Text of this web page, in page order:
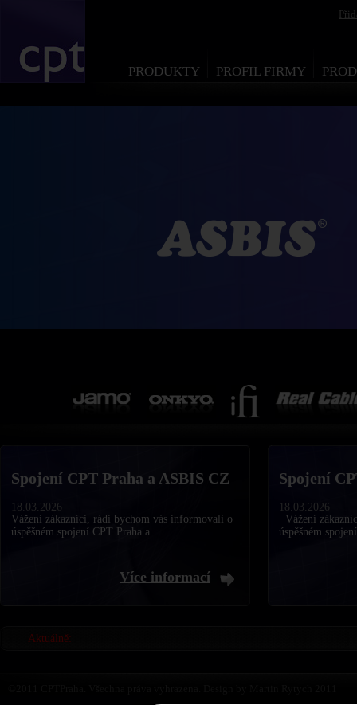
PRODUKTY PROFIL FIRMY
Spojení CPT Praha a ASBIS CZ
18.03.2026
Vážení zákazníci, rádi bychom vás informovali o
úspěšném spojení CPT Praha a
Více informací
Spojení
18.03.2026
Vážení
úspěšném
Aktuálně: